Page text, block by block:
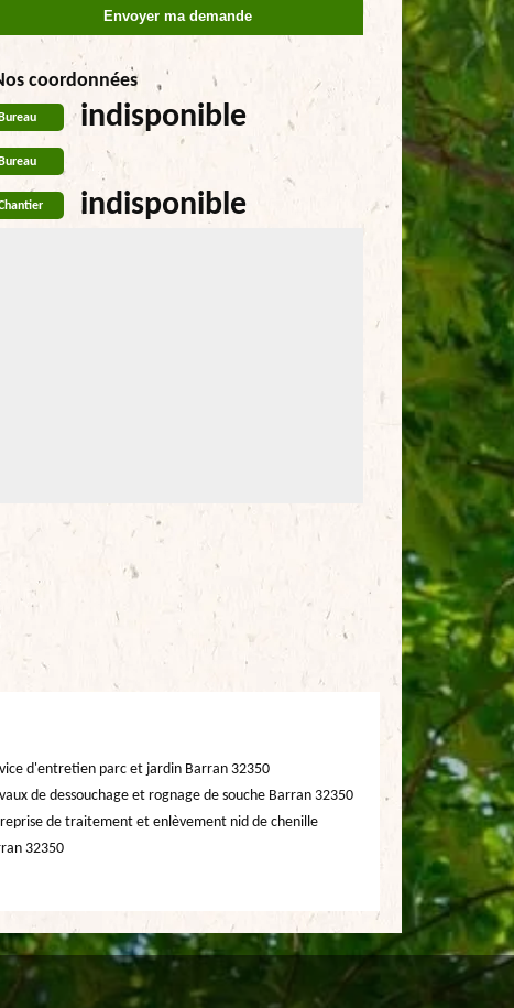
coordonnées
Bureau indisponible
Bureau
indisponible
d'entretien parc et jardin Barran 32350
de dessouchage et rognage de souche Barran 32350
de traitement et enlèvement nid de chenille
32350